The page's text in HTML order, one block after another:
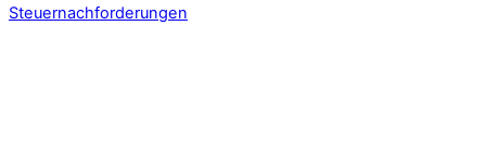
Steuernachforderungen